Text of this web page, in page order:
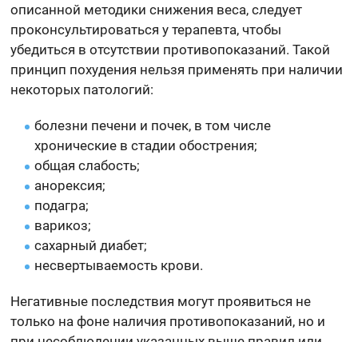
описанной методики снижения веса, следует
проконсультироваться у терапевта, чтобы
убедиться в отсутствии противопоказаний. Такой
принцип похудения нельзя применять при наличии
некоторых патологий:
болезни печени и почек, в том числе
хронические в стадии обострения;
общая слабость;
анорексия;
подагра;
варикоз;
сахарный диабет;
несвертываемость крови.
Негативные последствия могут проявиться не
только на фоне наличия противопоказаний, но и